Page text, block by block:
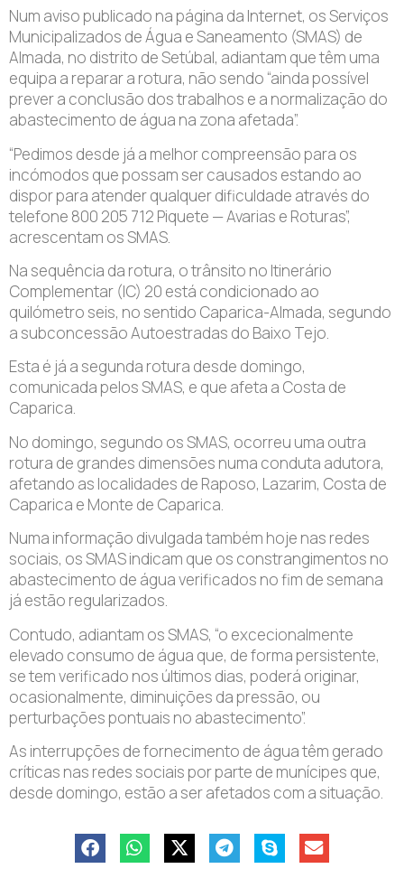
Num aviso publicado na página da Internet, os Serviços
Municipalizados de Água e Saneamento (SMAS) de
Almada, no distrito de Setúbal, adiantam que têm uma
equipa a reparar a rotura, não sendo “ainda possível
prever a conclusão dos trabalhos e a normalização do
abastecimento de água na zona afetada”.
“Pedimos desde já a melhor compreensão para os
incómodos que possam ser causados estando ao
dispor para atender qualquer dificuldade através do
telefone 800 205 712 Piquete — Avarias e Roturas”,
acrescentam os SMAS.
Na sequência da rotura, o trânsito no Itinerário
Complementar (IC) 20 está condicionado ao
quilómetro seis, no sentido Caparica-Almada, segundo
a subconcessão Autoestradas do Baixo Tejo.
Esta é já a segunda rotura desde domingo,
comunicada pelos SMAS, e que afeta a Costa de
Caparica.
No domingo, segundo os SMAS, ocorreu uma outra
rotura de grandes dimensões numa conduta adutora,
afetando as localidades de Raposo, Lazarim, Costa de
Caparica e Monte de Caparica.
Numa informação divulgada também hoje nas redes
sociais, os SMAS indicam que os constrangimentos no
abastecimento de água verificados no fim de semana
já estão regularizados.
Contudo, adiantam os SMAS, “o excecionalmente
elevado consumo de água que, de forma persistente,
se tem verificado nos últimos dias, poderá originar,
ocasionalmente, diminuições da pressão, ou
perturbações pontuais no abastecimento”.
As interrupções de fornecimento de água têm gerado
críticas nas redes sociais por parte de munícipes que,
desde domingo, estão a ser afetados com a situação.